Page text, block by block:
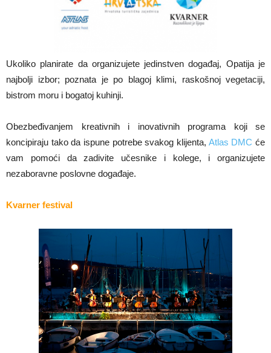
Ukoliko planirate da organizujete jedinstven događaj, Opatija je
najbolji izbor; poznata je po blagoj klimi, raskošnoj vegetaciji,
bistrom moru i bogatoj kuhinji.
Obezbeđivanjem kreativnih i inovativnih programa koji se
koncipiraju tako da ispune potrebe svakog klijenta, Atlas DMC će
vam pomoći da zadivite učesnike i kolege, i organizujete
nezaboravne poslovne događaje.
Kvarner festival